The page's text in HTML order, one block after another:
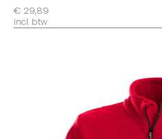
€ 29,89
incl. btw